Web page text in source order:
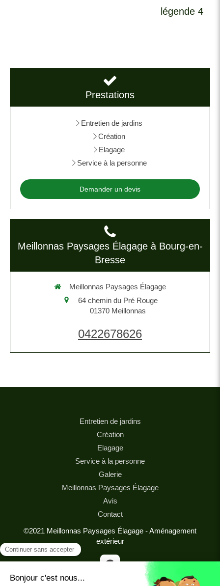
légende 4
Prestations
Entretien de jardins
Création
Elagage
Service à la personne
Demander un devis
Meillonnas Paysages Élagage à Bourg-en-
Bresse
Meillonnas Paysages Élagage
64 chemin du Pré Rouge
01370 Meillonnas
0422678626
Entretien de jardins
Création
Elagage
Service à la personne
Galerie
Meillonnas Paysages Élagage
Avis
Contact
©2021 Meillonnas Paysages Élagage - Aménagement
extérieur